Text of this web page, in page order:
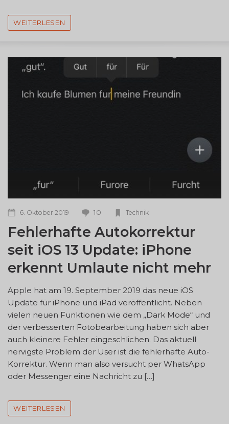
WEITERLESEN
6. Oktober 2019 10 Technik
Fehlerhafte Autokorrektur
seit iOS 13 Update: iPhone
erkennt Umlaute nicht mehr
Apple hat am 19. September 2019 das neue iOS
Update für iPhone und iPad veröffentlicht. Neben
vielen neuen Funktionen wie dem „Dark Mode“ und
der verbesserten Fotobearbeitung haben sich aber
auch kleinere Fehler eingeschlichen. Das aktuell
nervigste Problem der User ist die fehlerhafte Auto-
Korrektur. Wenn man also versucht per WhatsApp
oder Messenger eine Nachricht zu […]
WEITERLESEN